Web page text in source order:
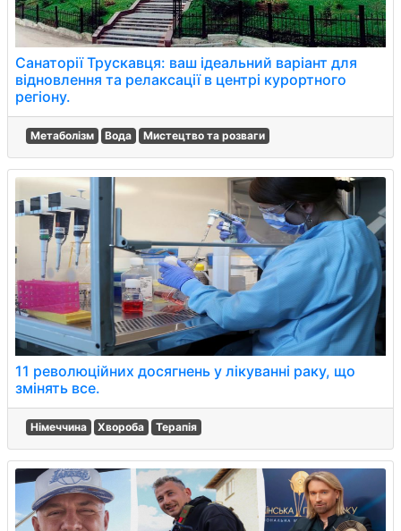
Санаторії Трускавця: ваш ідеальний варіант для
відновлення та релаксації в центрі курортного
регіону.
Метаболізм Вода Мистецтво та розваги
11 революційних досягнень у лікуванні раку, що
змінять все.
Німеччина Хвороба Терапія